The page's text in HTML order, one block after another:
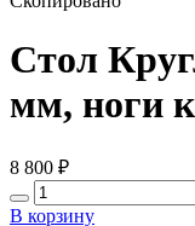
Стол
мм, ноги
8 800 ₽
В корзину